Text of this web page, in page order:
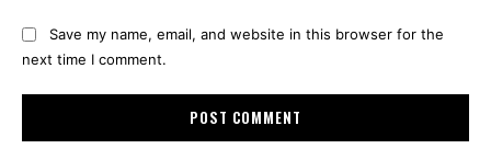
Save my name, email, and website in this browser for the
next time I comment.